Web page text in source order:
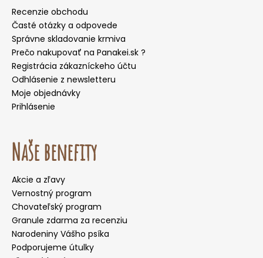
Recenzie obchodu
Časté otázky a odpovede
Správne skladovanie krmiva
Prečo nakupovať na Panakei.sk ?
Registrácia zákazníckeho účtu
Odhlásenie z newsletteru
Moje objednávky
Prihlásenie
Naše benefity
Akcie a zľavy
Vernostný program
Chovateľský program
Granule zdarma za recenziu
Narodeniny Vášho psíka
Podporujeme útulky